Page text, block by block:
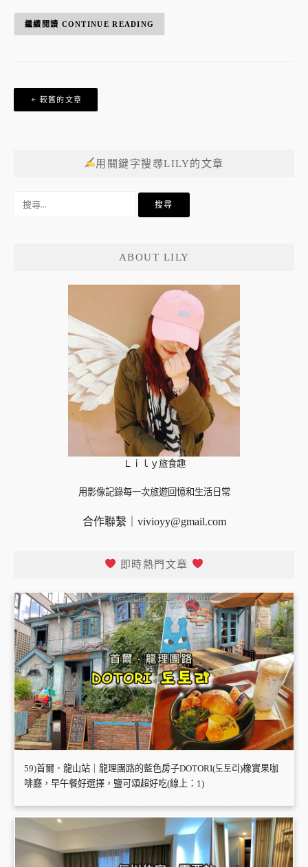
CONTINUE READING
文
章
較舊的文章
用關鍵字搜尋LILY的文章
ABOUT LILY
Ｌｉｌｙ旅食趣
用影像記錄每一次旅遊回憶和生活日常
合作聯繫｜ vivioyy@gmail.com
即時熱門文章
59)首爾．龍山站｜龍理團路的藍色房子DOTORI(도토리)橡實果咖
啡廳，早午餐好選擇，鹽可頌超好吃(線上：1)